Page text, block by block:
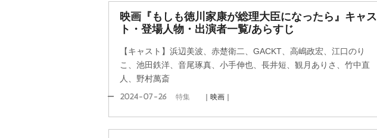
映画『もしも徳川家康が総理大臣になったら』キャス
ト・登場人物・出演者一覧/あらすじ
【キャスト】浜辺美波、赤楚衛二、GACKT、高嶋政宏、江口のり
こ、池田鉄洋、音尾琢真、小手伸也、長井短、観月ありさ、竹中直
人、野村萬斎
2024-07-26 特集 ｜映画｜